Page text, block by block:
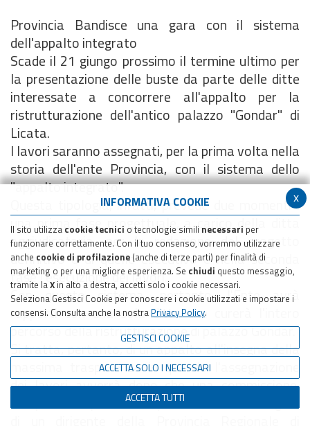
x
INFORMATIVA COOKIE
Il sito utilizza cookie tecnici o tecnologie simili necessari per
funzionare correttamente. Con il tuo consenso, vorremmo utilizzare
anche cookie di profilazione (anche di terze parti) per finalità di
marketing o per una migliore esperienza. Se chiudi questo messaggio,
tramite laX in alto a destra, accetti solo i cookie necessari.
Seleziona Gestisci Cookie per conoscere i cookie utilizzati e impostare i
consensi. Consulta anche la nostra Privacy Policy.
GESTISCI COOKIE
ACCETTA SOLO I NECESSARI
ACCETTA TUTTI
Provincia Bandisce una gara con il sistema
dell'appalto integrato
Scade il 21 giungo prossimo il termine ultimo per
la presentazione delle buste da parte delle ditte
interessate a concorrere all'appalto per la
ristrutturazione dell'antico palazzo "Gondar" di
Licata.
I lavori saranno assegnati, per la prima volta nella
storia dell'ente Provincia, con il sistema dello
"appalto integrato".
Questa tipologia, infatti, prevede due momenti :
una prima fase progettuale, a carico della ditta
aggiudicataria, per la redazione del progetto
definitivo e di quello esecutivo e nella seconda
fase l'esecuzione dei lavori.
Con questo sistema, pertanto, l'Ente avrà
rapporti con una sola ditta che curerà l'intero
percorso della ristrutturazione di palazzo Gondar.
Si tratta, pertanto, di un appalto all'insegna della
massima trasparenza in quando l'assegnazione
dei lavori avverrà dopo che una commissione,
composta da personale specializzato dell'Urega e